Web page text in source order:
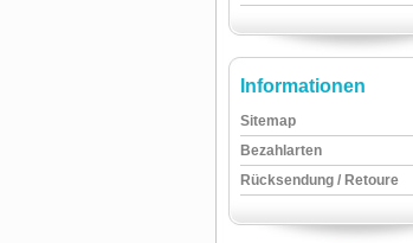
Informationen
Sitemap
Bezahlarten
Rücksendung / Retoure